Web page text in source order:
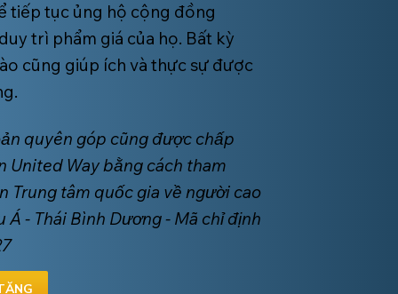
vệ
của
tiếp tục ủng hộ cộng đồng
trì phẩm giá của họ. Bất kỳ
cũng giúp ích và thực sự được
quyên góp cũng được chấp
United Way bằng cách tham
Trung tâm quốc gia về người cao
Á - Thái Bình Dương - Mã chỉ định